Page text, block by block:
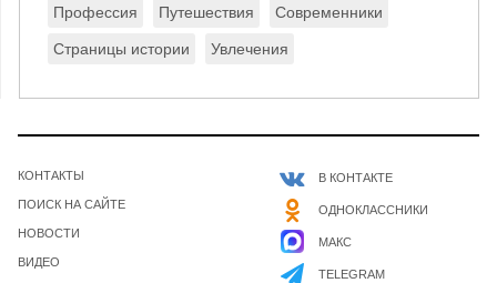
Профессия Путешествия Современники
Страницы истории Увлечения
КОНТАКТЫ
ПОИСК НА САЙТЕ
НОВОСТИ
ВИДЕО
В КОНТАКТЕ
ОДНОКЛАССНИКИ
МАКС
TELEGRAM